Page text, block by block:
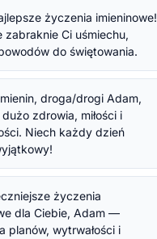
życzenia imieninowe!
zabraknie Ci uśmiechu,
do świętowania.
droga/drogi Adam,
zdrowia, miłości i
Niech każdy dzień
życzenia
dla Ciebie, Adam —
planów, wytrwałości i